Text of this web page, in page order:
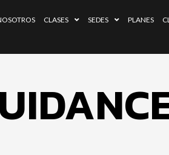
CLASES SEDES PLANES